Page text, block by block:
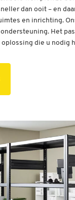
dan ooit – en
en inrichting.
Het
die u nodig